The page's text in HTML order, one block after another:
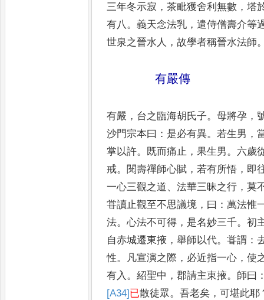
三年冬示寂 ，茶毗獲舍利無數 ，塔
有八。義天念法乳 ，遣侍僧壽介等
世泉之晉水人 ，故學者稱晉水法師
有嚴傳
有嚴 ， 台之臨海胡氏子。母將孕 ，
沙門宗本曰 ： 是必有異。若生男 ，
掌以許。 既而痛止 ，果生男。 六歲
戒。 閱壽禪師心賦 ，若有所悟 ， 即
一心三觀之道、法華三昧之行 ，莫
甞讀止觀至不思議境 ， 曰 ：萬法惟
法。心法不可得 ， 是名妙三千。初
自赤城遷東掖 ，舉師以代。甞謂 ：
性。 凡宣演之際 ， 必近指一心 ，使
有入 。紹聖中 ，郡請主東掖。 師曰
[A34] 已散徒眾。吾老矣 ，可堪此耶